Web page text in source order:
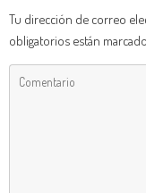
Tu dirección de correo
obligatorios están